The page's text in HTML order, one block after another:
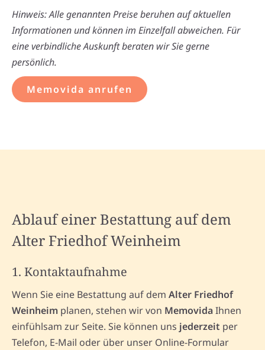
Hinweis: Alle genannten Preise beruhen auf aktuellen
Informationen und können im Einzelfall abweichen. Für
eine verbindliche Auskunft beraten wir Sie gerne
persönlich.
Memovida anrufen
Ablauf einer Bestattung auf dem
Alter Friedhof Weinheim
1. Kontaktaufnahme
Wenn Sie eine Bestattung auf dem Alter Friedhof
Weinheim planen, stehen wir von MemovidaIhnen
einfühlsam zur Seite. Sie können uns jederzeit per
Telefon, E-Mail oder über unser Online-Formular